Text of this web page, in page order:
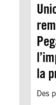
la
Des